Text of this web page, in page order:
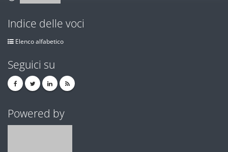
Indice delle voci
Elenco alfabetico
Seguici su
Powered by